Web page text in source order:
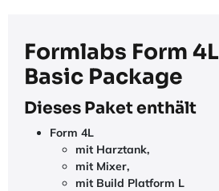
Formlabs Form 4L
Basic Package
Dieses Paket enthält
Form 4L
mit Harztank,
mit Mixer,
mit Build Platform L